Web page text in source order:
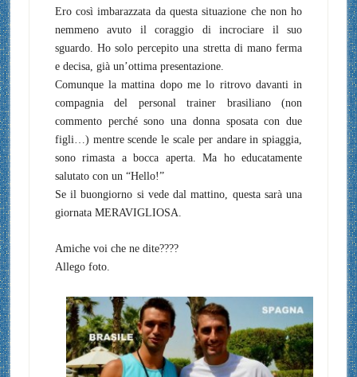
Ero così imbarazzata da questa situazione che non ho
nemmeno avuto il coraggio di incrociare il suo
sguardo. Ho solo percepito una stretta di mano ferma
e decisa, già un’ottima presentazione.
Comunque la mattina dopo me lo ritrovo davanti in
compagnia del personal trainer brasiliano (non
commento perché sono una donna sposata con due
figli…) mentre scende le scale per andare in spiaggia,
sono rimasta a bocca aperta. Ma ho educatamente
salutato con un “Hello!”
Se il buongiorno si vede dal mattino, questa sarà una
giornata MERAVIGLIOSA.
Amiche voi che ne dite????
Allego foto.